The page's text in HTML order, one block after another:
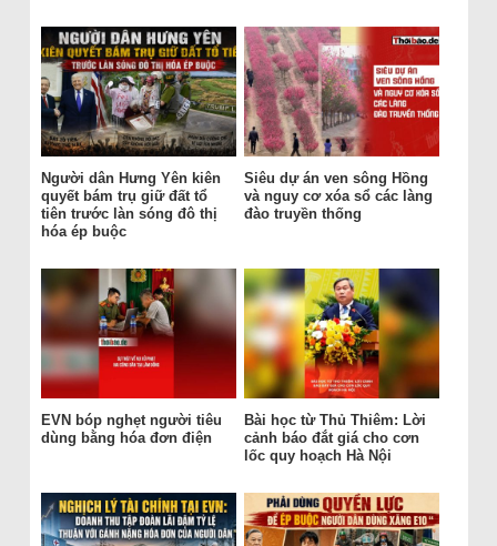
Người dân Hưng Yên kiên
quyết bám trụ giữ đất tổ
tiên trước làn sóng đô thị
hóa ép buộc
Siêu dự án ven sông Hồng
và nguy cơ xóa sổ các làng
đào truyền thống
EVN bóp nghẹt người tiêu
dùng bằng hóa đơn điện
Bài học từ Thủ Thiêm: Lời
cảnh báo đắt giá cho cơn
lốc quy hoạch Hà Nội